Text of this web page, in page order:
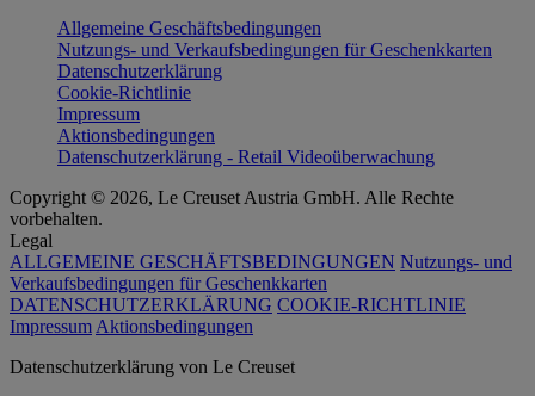
Allgemeine Geschäftsbedingungen
Nutzungs- und Verkaufsbedingungen für Geschenkkarten
Datenschutzerklärung
Cookie-Richtlinie
Impressum
Aktionsbedingungen
Datenschutzerklärung - Retail Videoüberwachung
Copyright © 2026, Le Creuset Austria GmbH. Alle Rechte
vorbehalten.
Legal
ALLGEMEINE GESCHÄFTSBEDINGUNGEN Nutzungs- und
Verkaufsbedingungen für Geschenkkarten
DATENSCHUTZERKLÄRUNG COOKIE-RICHTLINIE
Impressum Aktionsbedingungen
Datenschutz­erklärung von Le Creuset